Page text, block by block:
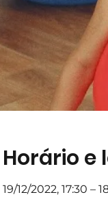
Horário e
19/12/2022, 17:30 –